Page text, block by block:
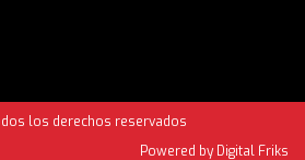
los derechos reservados
Powered by Digital Friks